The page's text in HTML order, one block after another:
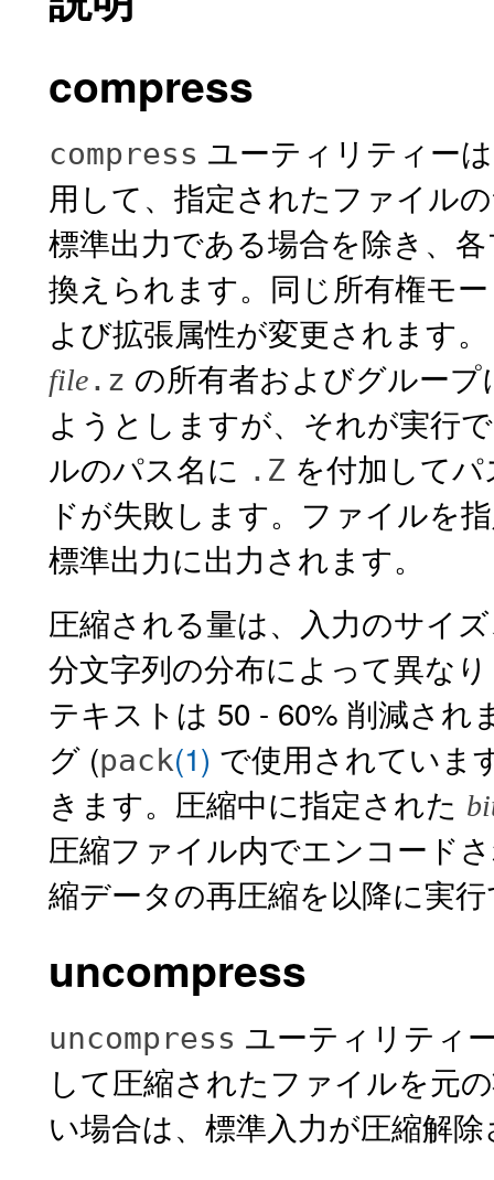
compress
compress ユーティリティー
用して、指定されたファイル
標準出力である場合を除き、
換えられます。同じ所有権モ
よび拡張属性が変更されます
file.z の所有者およびグルー
ようとしますが、それが実行
ルのパス名に .Z を付加して
ドが失敗します。ファイルを
標準出力に出力されます。
圧縮される量は、入力のサイ
分文字列の分布によって異な
テキストは 50 - 60% 削減され
グ (pack(1) で使用されていま
きます。圧縮中に指定された
圧縮ファイル内でエンコード
縮データの再圧縮を以降に実
uncompress
uncompress ユーティリティ
して圧縮されたファイルを元
い場合は、標準入力が圧縮解